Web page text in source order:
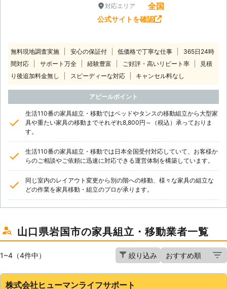
対応エリア 全国
公式サイトを確認
無料現地調査実施 安心の保証付 低価格で丁寧な仕事
365日24時
間対応
サポート万全 経験豊富 ご好評・高いリピート率
見積
り後追加料金無し
スピーディーな対応 キャンセル料なし
アピールポイント
生活110番の家具組立・移動ではベッドやタンスの移動組立から大型家
具や重たい家具の移動までそれぞれ8,800円～（税込）承っておりま
す。
生活110番の家具組立・移動では日本全国受付対応していて、お客様か
らのご相談やご依頼に迅速に対応できる運営体制を構築しています。
同じ室内のレイアウト変更から別の階への移動、様々な家具の組立な
どの作業を家具移動・組立のプロが承ります。
山口県岩国市の家具組立・移動業者一覧
1~4（4件中） 絞り込み
株式会社ヒューマンライフサポート